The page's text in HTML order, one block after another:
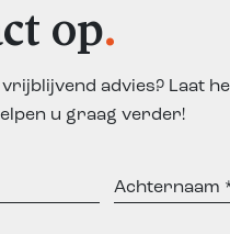
op
advies? Laat
u graag verder!
Achternaam